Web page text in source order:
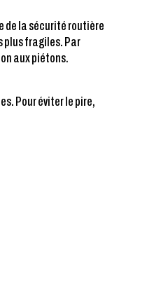
de la sécurité routière
plus fragiles. Par
aux piétons.
Pour éviter le pire,